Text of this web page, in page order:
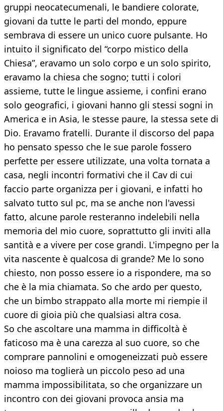
gruppi neocatecumenali, le bandiere colorate,
giovani da tutte le parti del mondo, eppure
sembrava di essere un unico cuore pulsante. Ho
intuito il significato del “corpo mistico della
Chiesa”, eravamo un solo corpo e un solo spirito,
eravamo la chiesa che sogno; tutti i colori
assieme, tutte le lingue assieme, i confini erano
solo geografici, i giovani hanno gli stessi sogni in
America e in Asia, le stesse paure, la stessa sete di
Dio. Eravamo fratelli. Durante il discorso del papa
ho pensato spesso che le sue parole fossero
perfette per essere utilizzate, una volta tornata a
casa, negli incontri formativi che il Cav di cui
faccio parte organizza per i giovani, e infatti ho
salvato tutto sul pc, ma se anche non l'avessi
fatto, alcune parole resteranno indelebili nella
memoria del mio cuore, soprattutto gli inviti alla
santità e a vivere per cose grandi. L'impegno per la
vita nascente è qualcosa di grande? Me lo sono
chiesto, non posso essere io a rispondere, ma so
che è la mia chiamata. So che ardo per questo,
che un bimbo strappato alla morte mi riempie il
cuore di gioia più che qualsiasi altra cosa.
So che ascoltare una mamma in difficoltà è
faticoso ma è una carezza al suo cuore, so che
comprare pannolini e omogeneizzati può essere
noioso ma toglierà un piccolo peso ad una
mamma impossibilitata, so che organizzare un
incontro con dei giovani provoca ansia ma